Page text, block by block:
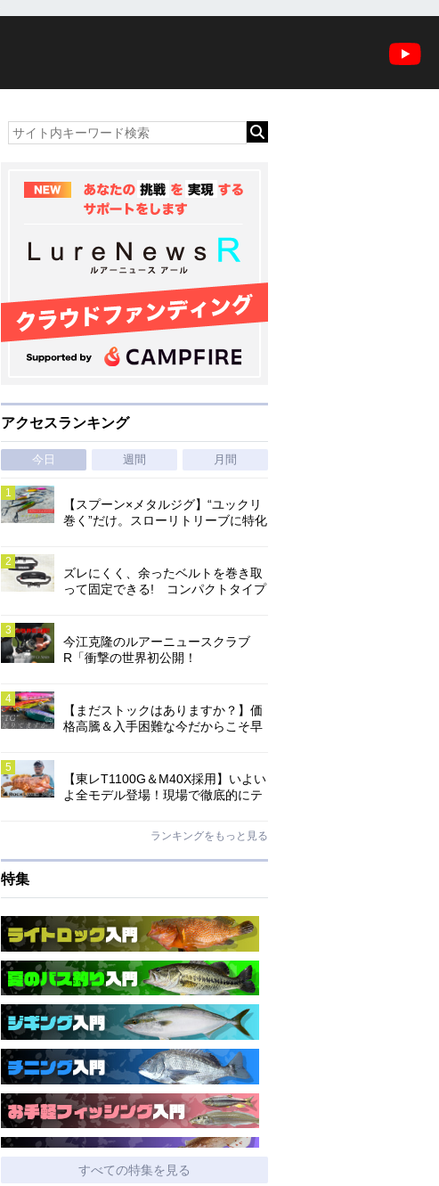
アクセスランキング
今日 週間 月間
【スプーン×メタルジグ】“ユックリ
巻く”だけ。スローリトリーブに特化
ズレにくく、余ったベルトを巻き取
って固定できる! コンパクトタイプ
今江克隆のルアーニュースクラブ
R「衝撃の世界初公開！
【まだストックはありますか？】価
格高騰＆入手困難な今だからこそ早
【東レT1100G＆M40X採用】いよい
よ全モデル登場！現場で徹底的にテ
ランキングをもっと見る
特集
すべての特集を見る